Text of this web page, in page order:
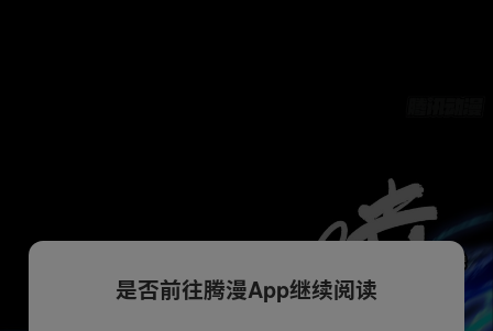
是否前往腾漫App继续阅读